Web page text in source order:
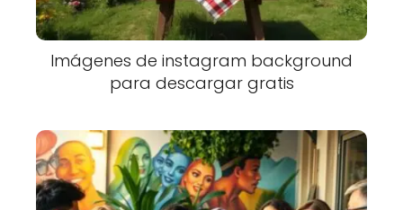
Imágenes de instagram background
para descargar gratis